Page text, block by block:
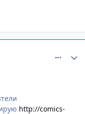
http://comics-